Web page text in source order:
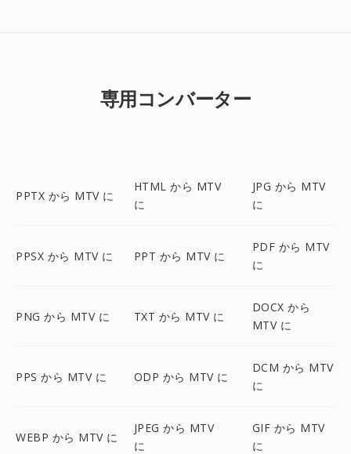
専用コンバーター
PPTX から MTV に
HTML から MTV
に
JPG から MTV
に
PPSX から MTV に PPT から MTV に
PDF から MTV
に
PNG から MTV に TXT から MTV に
DOCX から
MTV に
PPS から MTV に ODP から MTV に
DCM から MTV
に
WEBP から MTV に
JPEG から MTV
に
GIF から MTV
に